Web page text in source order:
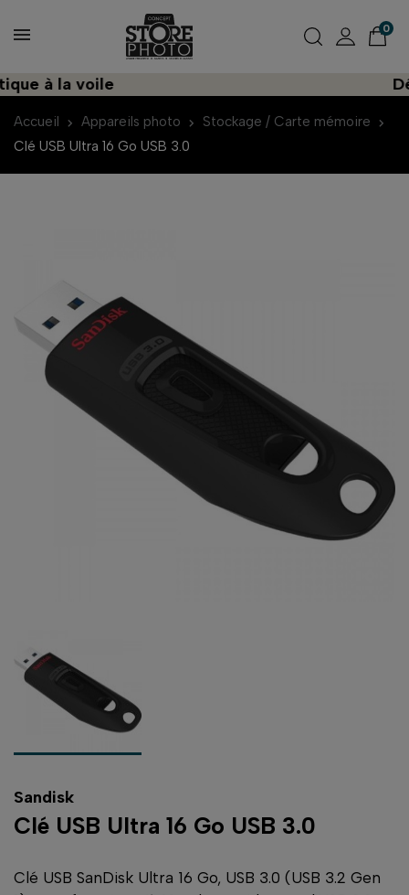
0
à la voile
Accueil Appareils photo
Stockage / Carte mémoire
Clé USB Ultra 16 Go USB 3.0
Sandisk
Clé USB Ultra 16 Go USB 3.0
Clé USB SanDisk Ultra 16 Go, USB 3.0 (USB 3.2 Gen